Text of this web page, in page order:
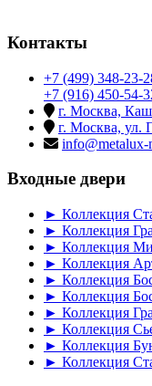
Контакты
+7 (499) 348-23-
+7 (916) 450-54-
г. Москва,
г. Москва, ул.
info@metalux-
Входные двери
► Коллекция
► Коллекция
► Коллекция
► Коллекция
► Коллекция
► Коллекция
► Коллекция
► Коллекция
► Коллекция
► Коллекция